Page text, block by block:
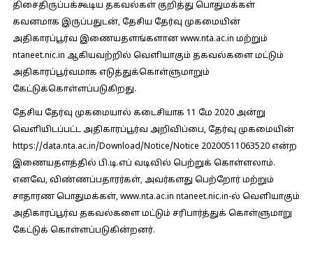
திசைதிருப்பக்கூடிய தகவல்கள் குறித்து பொதுமக்கள்
கவனமாக இருப்பதுடன், தேசிய தேர்வு முகமையின்
அதிகாரப்பூர்வ இணையதளங்களான www.nta.ac.in மற்றும்
ntaneet.nic.in ஆகியவற்றில் வெளியாகும் தகவல்களை மட்டும்
அதிகாரப்பூர்வமாக எடுத்துக்கொள்ளுமாறும்
கேட்டுக்கொள்ளப்படுகிறது.
தேசிய தேர்வு முகமையால் கடைசியாக 11 மே 2020 அன்று
வெளியிடப்பட்ட அதிகாரப்பூர்வ அறிவிப்பை, தேர்வு முகமையின்
https://data.nta.ac.in/Download/Notice/Notice 20200511063520 என்ற
இணையதளத்தில் பி.டி.எப் வடிவில் பெற்றுக் கொள்ளலாம்.
எனவே, விண்ணப்பதாரர்கள், அவர்களது பெற்றோர் மற்றும்
சாதாரண பொதுமக்கள், www.nta.ac.in ntaneet.nic.in-ல் வெளியாகும்
அதிகாரப்பூர்வ தகவல்களை மட்டும் சரிபார்த்துக் கொள்ளுமாறு
கேட்டுக் கொள்ளப்படுகின்றனர்.